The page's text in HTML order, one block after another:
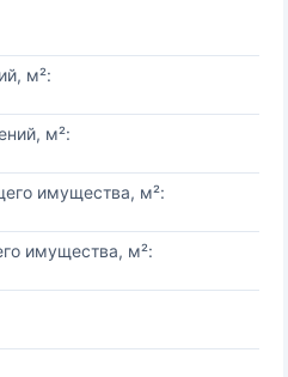
м²:
м²:
имущества, м²:
имущества, м²: